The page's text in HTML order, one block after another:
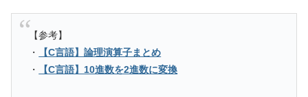
【参考】
・
【C言語】論理演算子まとめ
・
【C言語】10進数を2進数に変換